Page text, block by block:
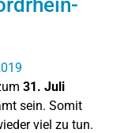
31. Juli
sein. Somit
viel zu tun.